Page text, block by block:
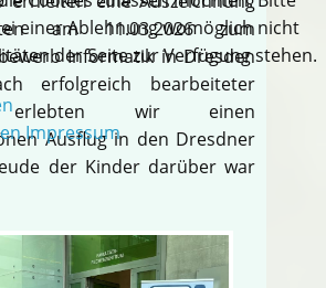
am 11.03.2026 zum
Informatik in Dresden
erfolgreich bearbeiteter
erlebten wir einen
Ausflug in den Dresdner
der Kinder darüber war
einer Ablehnung womöglich nicht
der Seite zur Verfügung stehen.
Impressum